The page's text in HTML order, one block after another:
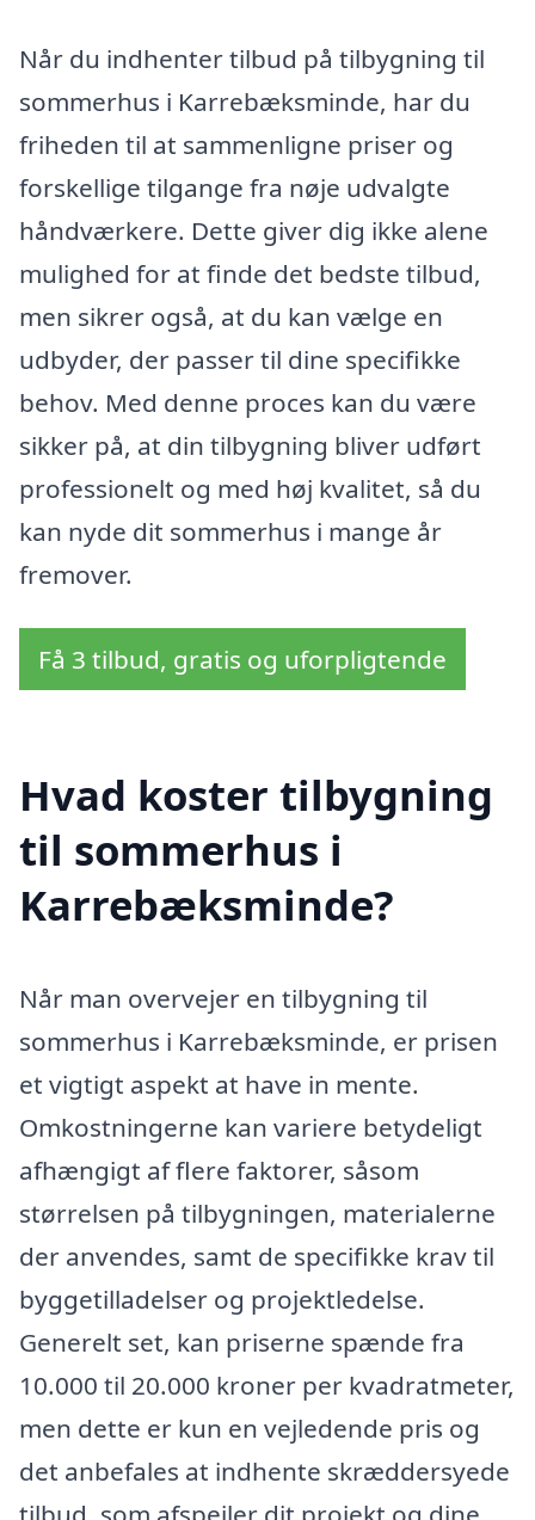
Når du indhenter tilbud på tilbygning til
sommerhus i Karrebæksminde, har du
friheden til at sammenligne priser og
forskellige tilgange fra nøje udvalgte
håndværkere. Dette giver dig ikke alene
mulighed for at finde det bedste tilbud,
men sikrer også, at du kan vælge en
udbyder, der passer til dine specifikke
behov. Med denne proces kan du være
sikker på, at din tilbygning bliver udført
professionelt og med høj kvalitet, så du
kan nyde dit sommerhus i mange år
fremover.
Få 3 tilbud, gratis og uforpligtende
Hvad koster tilbygning
til sommerhus i
Karrebæksminde?
Når man overvejer en tilbygning til
sommerhus i Karrebæksminde, er prisen
et vigtigt aspekt at have in mente.
Omkostningerne kan variere betydeligt
afhængigt af flere faktorer, såsom
størrelsen på tilbygningen, materialerne
der anvendes, samt de specifikke krav til
byggetilladelser og projektledelse.
Generelt set, kan priserne spænde fra
10.000 til 20.000 kroner per kvadratmeter,
men dette er kun en vejledende pris og
det anbefales at indhente skræddersyede